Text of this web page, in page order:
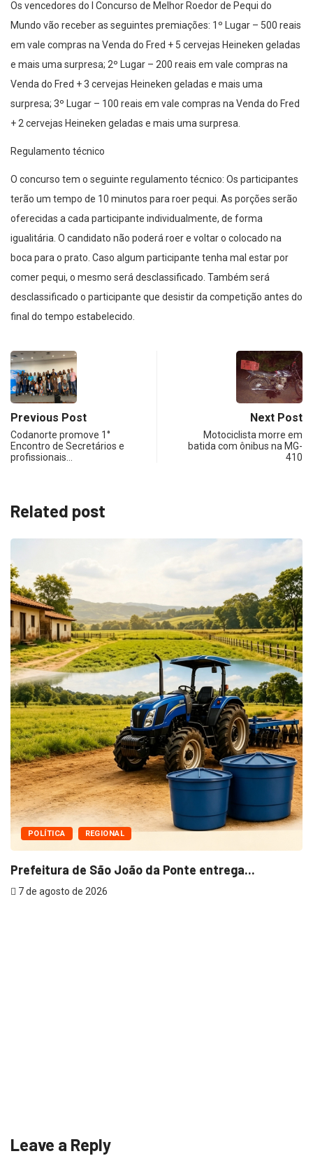
Os vencedores do I Concurso de Melhor Roedor de Pequi do
Mundo vão receber as seguintes premiações: 1º Lugar – 500 reais
em vale compras na Venda do Fred + 5 cervejas Heineken geladas
e mais uma surpresa; 2º Lugar – 200 reais em vale compras na
Venda do Fred + 3 cervejas Heineken geladas e mais uma
surpresa; 3º Lugar – 100 reais em vale compras na Venda do Fred
+ 2 cervejas Heineken geladas e mais uma surpresa.
Regulamento técnico
O concurso tem o seguinte regulamento técnico: Os participantes
terão um tempo de 10 minutos para roer pequi. As porções serão
oferecidas a cada participante individualmente, de forma
igualitária. O candidato não poderá roer e voltar o colocado na
boca para o prato. Caso algum participante tenha mal estar por
comer pequi, o mesmo será desclassificado. Também será
desclassificado o participante que desistir da competição antes do
final do tempo estabelecido.
Previous Post
Codanorte promove 1°
Encontro de Secretários e
profissionais…
Next Post
Motociclista morre em
batida com ônibus na MG-
410
Related post
POLÍTICA REGIONAL
Prefeitura de São João da Ponte entrega...
7 de agosto de 2026
Leave a Reply